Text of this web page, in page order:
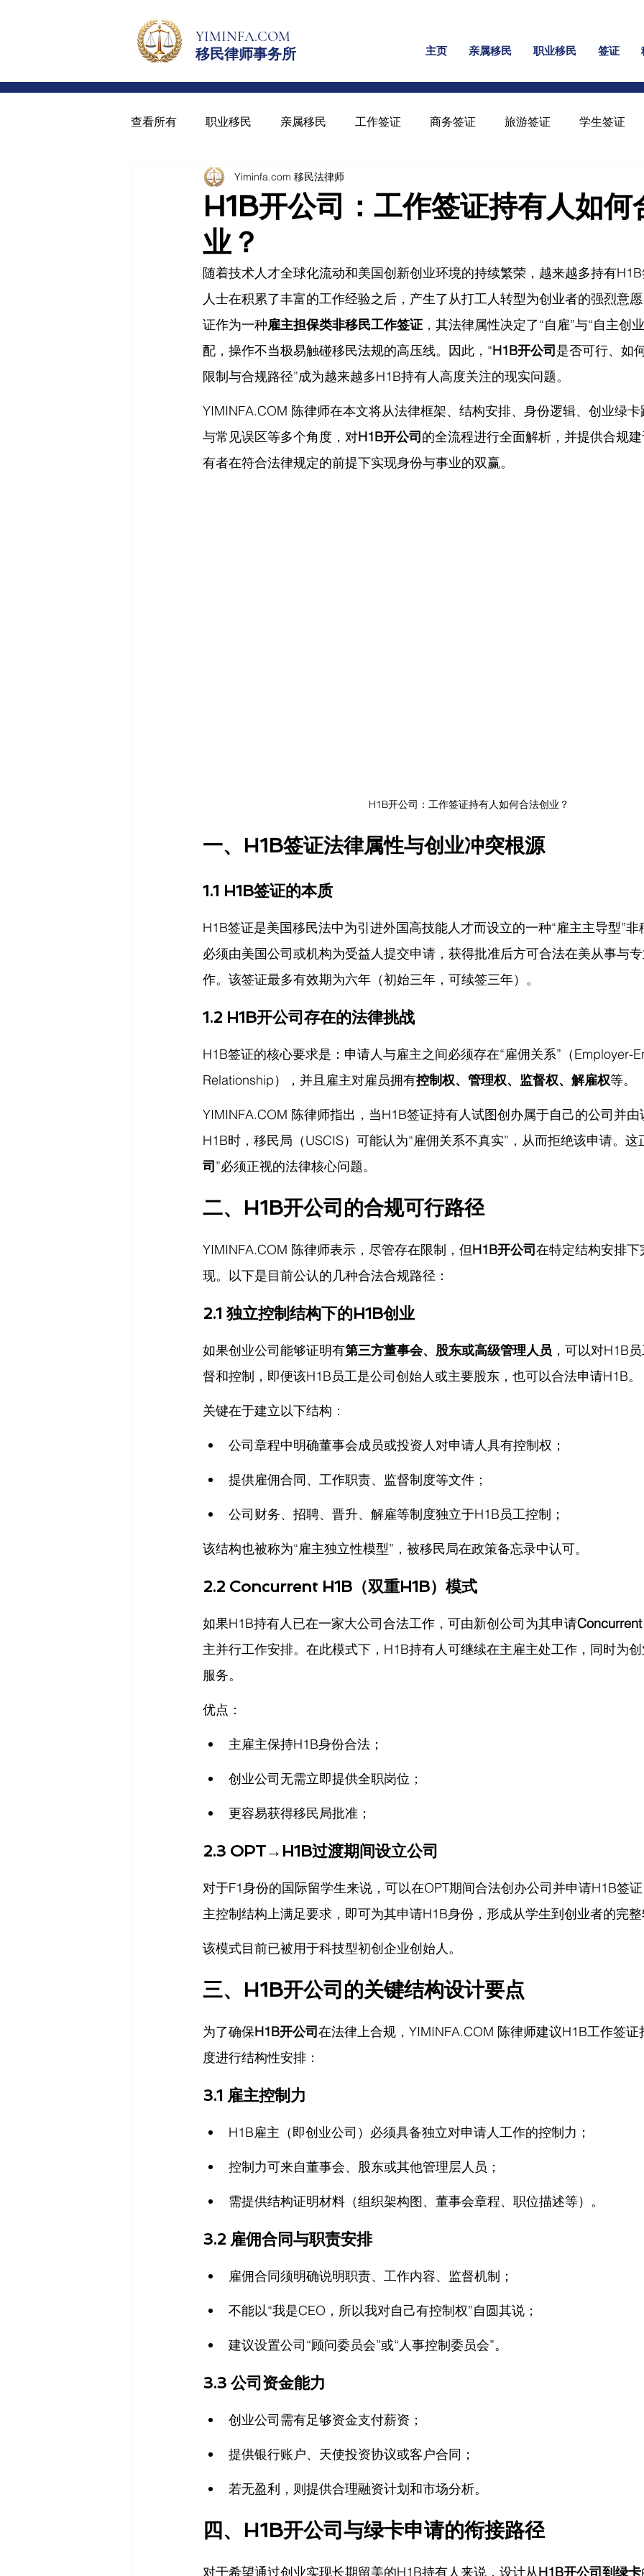
YIMINFA.COM
移民律师事务所
主页 亲属移民 职业移民 签证
查看所有 职业移民 亲属移民 工作签证 商务签证 旅游签证 学生签证
绿卡与入籍 青少年绿卡 保释
H1B开公司：工作签证持有人如何
业？
Yiminfa.com 移民法律师
随着技术人才全球化流动和美国创新创业环境的持续繁荣，越来越多持有
人士在积累了丰富的工作经验之后，产生了从打工人转型为创业者的强烈意
证作为一种雇主担保类非移民工作签证 ，其法律属性决定了“自雇”与“自主创
配，操作不当极易触碰移民法规的高压线。因此，“H1B开公司是否可行、如
限制与合规路径”成为越来越多H1B持有人高度关注的现实问题。
YIMINFA.COM 陈律师在本文将从法律框架、结构安排、身份逻辑、创业绿
与常见误区等多个角度，对H1B开公司的全流程进行全面解析，并提供合规
有者在符合法律规定的前提下实现身份与事业的双赢。
H1B开公司：工作签证持有人如何合法创业？
一、H1B签证法律属性与创业冲突根源
1.1 H1B签证的本质
H1B签证是美国移民法中为引进外国高技能人才而设立的一种“雇主主导型”非
必须由美国公司或机构为受益人提交申请，获得批准后方可合法在美从事与
作。该签证最多有效期为六年（初始三年，可续签三年）。
1.2 H1B开公司存在的法律挑战
H1B签证的核心要求是：申请人与雇主之间必须存在“雇佣关系”（Employer-
Relationship），并且雇主对雇员拥有控制权、管理权、监督权、解雇权等。
YIMINFA.COM 陈律师指出， 当H1B签证持有人试图创办属于自己的公司并
H1B时，移民局（USCIS）可能认为“雇佣关系不真实”，从而拒绝该申请。这
司”必须正视的法律核心问题。
二、H1B开公司的合规可行路径
YIMINFA.COM 陈律师表示， 尽管存在限制，但H1B开公司在特定结构安排下
现。以下是目前公认的几种合法合规路径：
2.1 独立控制结构下的H1B创业
如果创业公司能够证明有第三方董事会、股东或高级管理人员 ，可以对H1B
督和控制，即便该H1B员工是公司创始人或主要股东，也可以合法申请H1B。
关键在于建立以下结构：
公司章程中明确董事会成员或投资人对申请人具有控制权；
提供雇佣合同、工作职责、监督制度等文件；
公司财务、招聘、晋升、解雇等制度独立于H1B员工控制；
该结构也被称为“雇主独立性模型”，被移民局在政策备忘录中认可。
2.2 Concurrent H1B（双重H1B）模式
如果H1B持有人已在一家大公司合法工作，可由新创公司为其申请
主并行工作安排。在此模式下，H1B持有人可继续在主雇主处工作，同时为
服务。
优点：
主雇主保持H1B身份合法；
创业公司无需立即提供全职岗位；
更容易获得移民局批准；
2.3 OPT→H1B过渡期间设立公司
对于F1身份的国际留学生来说，可以在OPT期间合法创办公司并申请H1B签
主控制结构上满足要求，即可为其申请H1B身份，形成从学生到创业者的完整
该模式目前已被用于科技型初创企业创始人。
三、H1B开公司的关键结构设计要点
为了确保H1B开公司在法律上合规， YIMINFA.COM 陈律师建议H1B工作签证
度进行结构性安排：
3.1 雇主控制力
H1B雇主（即创业公司）必须具备独立对申请人工作的控制力；
控制力可来自董事会、股东或其他管理层人员；
需提供结构证明材料（组织架构图、董事会章程、职位描述等）。
3.2 雇佣合同与职责安排
雇佣合同须明确说明职责、工作内容、监督机制；
不能以“我是CEO，所以我对自己有控制权”自圆其说；
建议设置公司“顾问委员会”或“人事控制委员会”。
3.3 公司资金能力
创业公司需有足够资金支付薪资；
提供银行账户、天使投资协议或客户合同；
若无盈利，则提供合理融资计划和市场分析。
四、H1B开公司与绿卡申请的衔接路径
对于希望通过创业实现长期留美的H1B持有人来说，设计从H1B开公司到绿卡